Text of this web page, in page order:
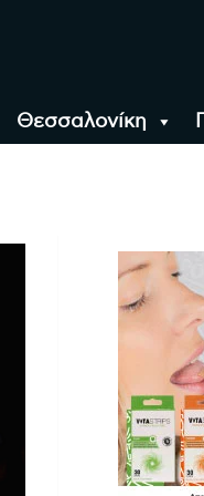
Θεσσαλονίκη